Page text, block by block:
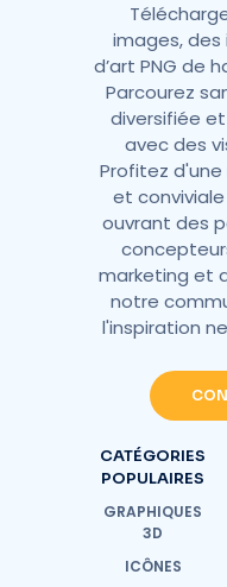
images,
d’art PNG de
Parcourez
diversifiée
avec des
Profitez
et
ouvrant des
marketing et
notre
l'inspiration
CATÉGORIES
POPULAIRES
GRAPHIQUES
3D
ICÔNES